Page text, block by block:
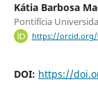
Kátia Barbosa
Pontifícia
https://orcid.org/
DOI: https://